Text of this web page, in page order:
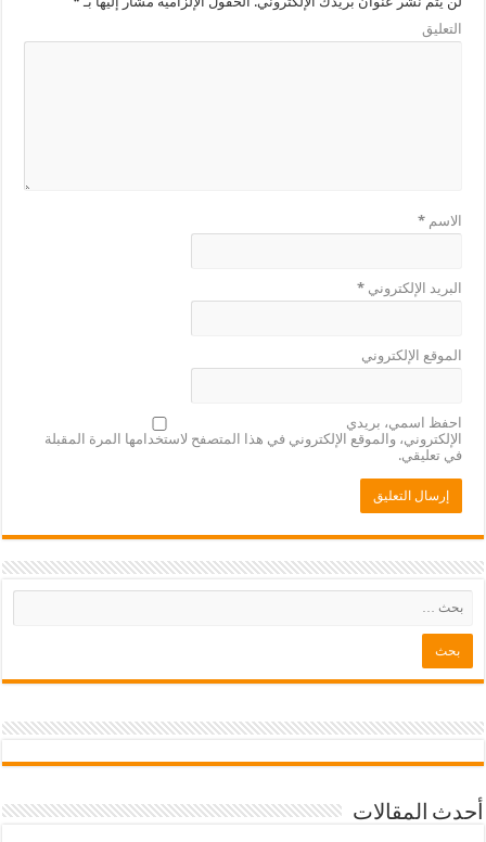
التعليق
الاسم*
البريد الإلكتروني*
الموقع الإلكتروني
احفظ اسمي، بريدي
الإلكتروني، والموقع الإلكتروني في هذا المتصفح لاستخدامها المرة المقبلة
في تعليقي.
أحدث المقالات